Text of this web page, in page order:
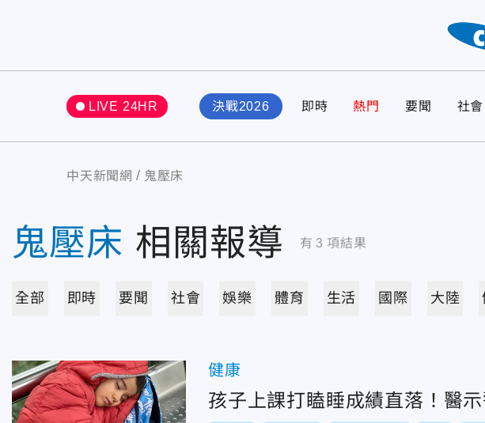
LIVE 24HR 決戰2026 即時 熱門 要聞 社會
中天新聞網 鬼壓床
鬼壓床 相關報導 有 3 項結果
全部 即時 要聞 社會 娛樂 體育 生活 國際 大陸
健康
孩子上課打瞌睡成績直落！醫